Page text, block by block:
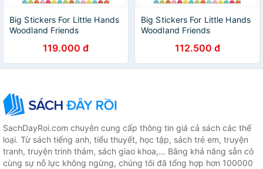
Big Stickers For Little Hands
Woodland Friends
119.000 đ
Big Stickers For Little Hands
Woodland Friends
112.500 đ
SachDayRoi.com chuyên cung cấp thông tin giá cả sách các thể
loại. Từ sách tiếng anh, tiểu thuyết, học tập, sách trẻ em, truyện
tranh, truyện trinh thám, sách giao khoa,... Bằng khả năng sẵn có
cùng sự nỗ lực không ngừng, chúng tôi đã tổng hợp hơn 100000